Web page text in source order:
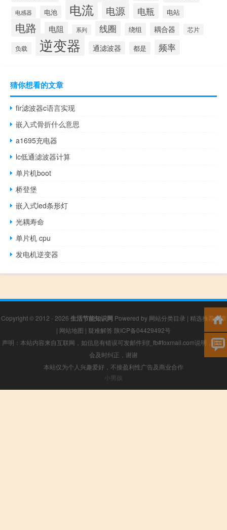
电感器 电池 电流 电源 电瓶 电站
电路 电阻 系列 线圈 绕组 耦合器 芯片
负载 逆变器 通滤波器 都是 频率
猜你想看的文章
fir滤波器c语言实现
嵌入式骨折什么意思
a1695充电器
lc低通滤波器计算
单片机boot
桥登堡
嵌入式led条形灯
光耦寿命
单片机 cpu
发电机逆变器
Copyright © 2012 - 2026 生活节能知识网 Powered by 网站分类目录 | 精选推荐文章
| 网站地图 | 疑难解答 陕ICP备04429492号
声明：本站内容来自互联网，如信息有错误可发邮件到f_fb#foxmail.com说明，我们
会及时纠正，谢谢
本站仅为个人兴趣爱好，不接盈利性广告及商业合作
小男孩